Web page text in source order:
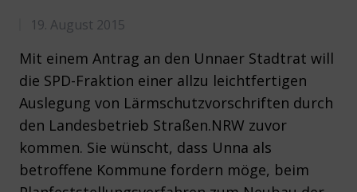
19. August 2015
Mit einem Antrag an den Unnaer Stadtrat will
die SPD-Fraktion einer allzu leichtfertigen
Auslegung von Lärmschutzvorschriften durch
den Landesbetrieb Straßen.NRW zuvor
kommen. Sie wünscht, dass Unna als
betroffene Kommune fordern möge, beim